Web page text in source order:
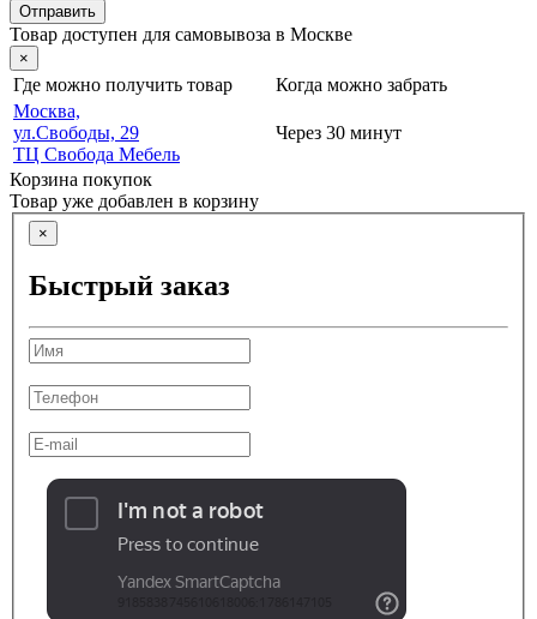
Отправить
Товар доступен для самовывоза в Москве
×
Где можно получить товар
Когда можно забрать
Москва,
ул.Свободы, 29
ТЦ Свобода Мебель
Через 30 минут
Корзина покупок
Товар уже добавлен в корзину
×
Быстрый заказ